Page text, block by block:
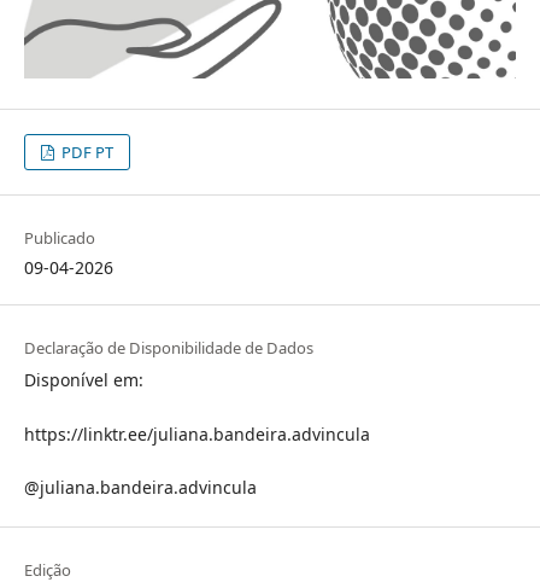
PDF PT
Publicado
09-04-2026
Declaração de Disponibilidade de Dados
Disponível em:
https://linktr.ee/juliana.bandeira.advincula
@juliana.bandeira.advincula
Edição